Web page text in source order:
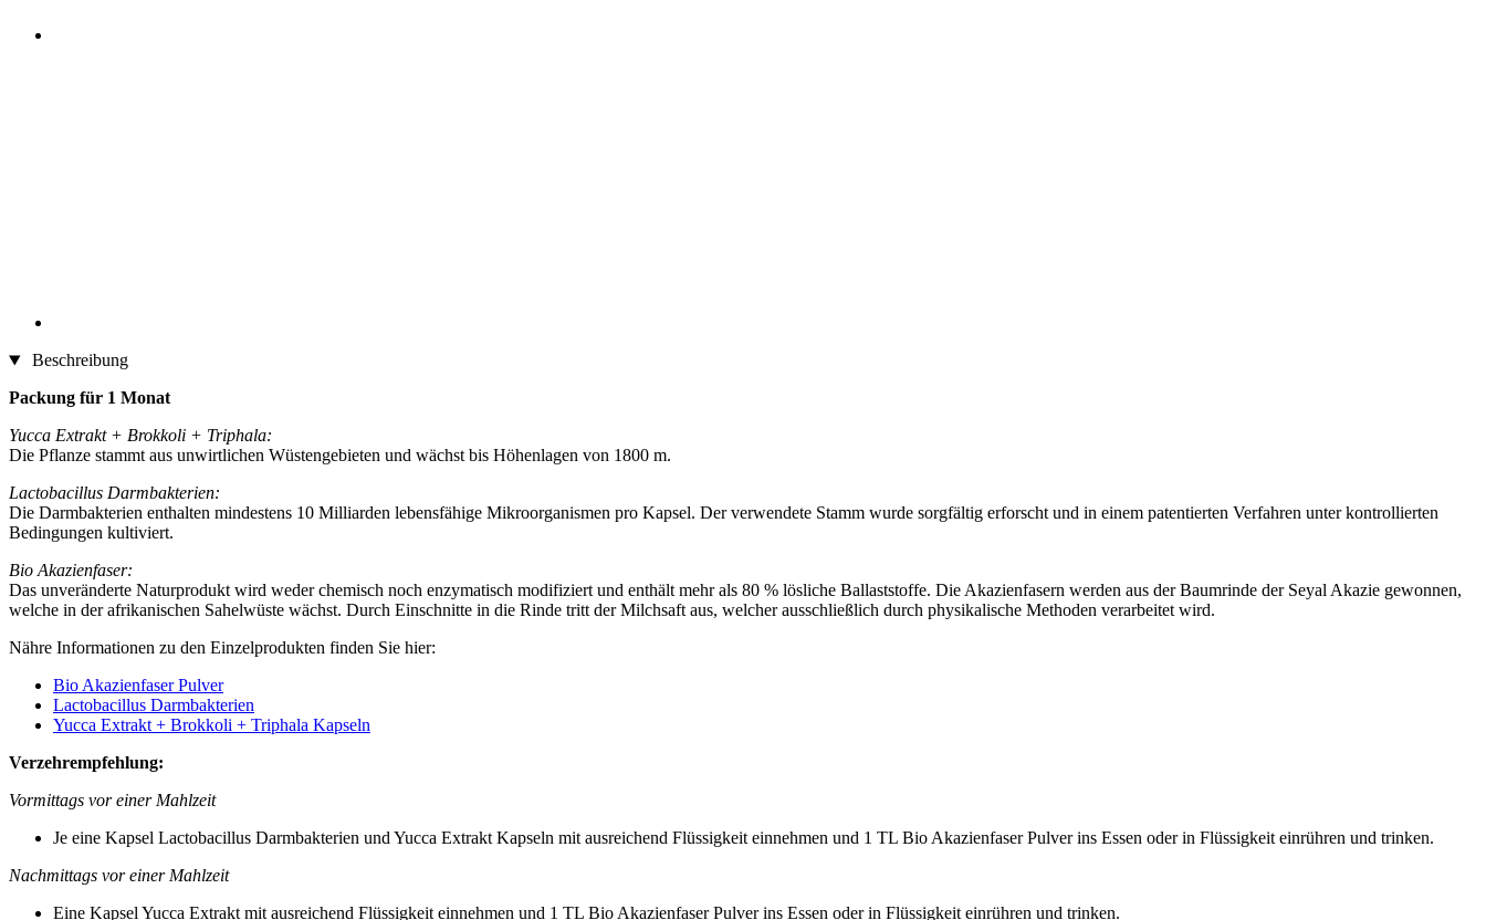
Beschreibung
Packung für 1 Monat
Yucca Extrakt + Brokkoli + Triphala:
Die Pflanze stammt aus unwirtlichen Wüstengebieten und wächst bis Höhenlagen von 1800 m.
Lactobacillus Darmbakterien:
Die Darmbakterien enthalten mindestens 10 Milliarden lebensfähige Mikroorganismen pro Kapsel. Der verwendete Stamm wurde sorgfältig erforscht und in einem patentierten Verfahren unter kontrollierten
Bedingungen kultiviert.
Bio Akazienfaser:
Das unveränderte Naturprodukt wird weder chemisch noch enzymatisch modifiziert und enthält mehr als 80 % lösliche Ballaststoffe. Die Akazienfasern werden aus der Baumrinde der Seyal Akazie gewonnen,
welche in der afrikanischen Sahelwüste wächst. Durch Einschnitte in die Rinde tritt der Milchsaft aus, welcher ausschließlich durch physikalische Methoden verarbeitet wird.
Nähre Informationen zu den Einzelprodukten finden Sie hier:
Bio Akazienfaser Pulver
Lactobacillus Darmbakterien
Yucca Extrakt + Brokkoli + Triphala Kapseln
Verzehrempfehlung:
Vormittags vor einer Mahlzeit
Je eine Kapsel Lactobacillus Darmbakterien und Yucca Extrakt Kapseln mit ausreichend Flüssigkeit einnehmen und 1 TL Bio Akazienfaser Pulver ins Essen oder in Flüssigkeit einrühren und trinken.
Nachmittags vor einer Mahlzeit
Eine Kapsel Yucca Extrakt mit ausreichend Flüssigkeit einnehmen und 1 TL Bio Akazienfaser Pulver ins Essen oder in Flüssigkeit einrühren und trinken.